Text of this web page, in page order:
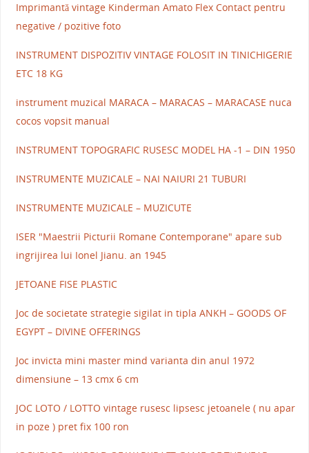
Imprimantă vintage Kinderman Amato Flex Contact pentru
negative / pozitive foto
INSTRUMENT DISPOZITIV VINTAGE FOLOSIT IN TINICHIGERIE
ETC 18 KG
instrument muzical MARACA – MARACAS – MARACASE nuca
cocos vopsit manual
INSTRUMENT TOPOGRAFIC RUSESC MODEL HA -1 – DIN 1950
INSTRUMENTE MUZICALE – NAI NAIURI 21 TUBURI
INSTRUMENTE MUZICALE – MUZICUTE
ISER "Maestrii Picturii Romane Contemporane" apare sub
ingrijirea lui Ionel Jianu. an 1945
JETOANE FISE PLASTIC
Joc de societate strategie sigilat in tipla ANKH – GOODS OF
EGYPT – DIVINE OFFERINGS
Joc invicta mini master mind varianta din anul 1972
dimensiune – 13 cmx 6 cm
JOC LOTO / LOTTO vintage rusesc lipsesc jetoanele ( nu apar
in poze ) pret fix 100 ron